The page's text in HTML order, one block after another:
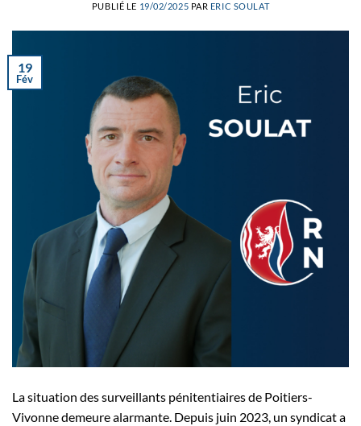
PUBLIÉ LE 19/02/2025 PAR ERIC SOULAT
19
Fév
La situation des surveillants pénitentiaires de Poitiers-
Vivonne demeure alarmante. Depuis juin 2023, un syndicat a